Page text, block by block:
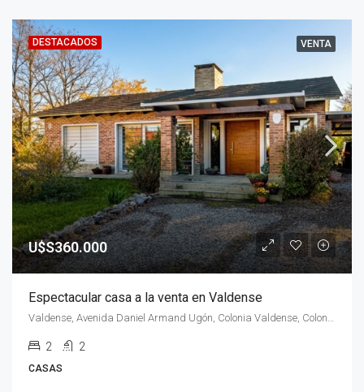
DESTACADOS VENTA
U$S360.000
Espectacular casa a la venta en Valdense
Valdense, Avenida Daniel Armand Ugón, Colonia Valdense, Colonia, 70202, Uruguay
2 2
CASAS